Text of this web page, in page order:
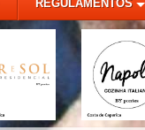
REGULAMENTOS